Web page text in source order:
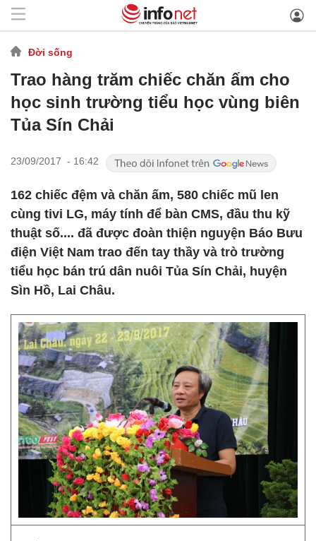
Đời sống
Trao hàng trăm chiếc chăn ấm cho
học sinh trường tiểu học vùng biên
Tủa Sín Chải
23/09/2017 - 16:42
162 chiếc đệm và chăn ấm, 580 chiếc mũ len
cùng tivi LG, máy tính để bàn CMS, đầu thu kỹ
thuật số.... đã được đoàn thiện nguyện Báo Bưu
điện Việt Nam trao đến tay thầy và trò trường
tiểu học bán trú dân nuôi Tủa Sín Chải, huyện
Sìn Hồ, Lai Châu.